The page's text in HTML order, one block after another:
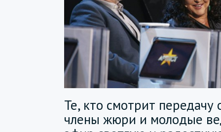
Те, кто смотрит передачу
члены жюри и молодые